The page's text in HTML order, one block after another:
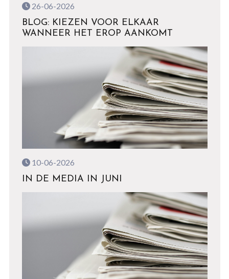
26-06-2026
BLOG: KIEZEN VOOR ELKAAR
WANNEER HET EROP AANKOMT
10-06-2026
IN DE MEDIA IN JUNI